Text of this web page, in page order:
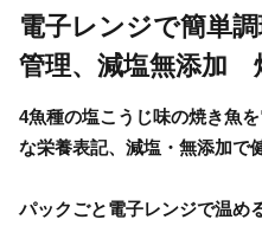
電子レンジで簡単
管理、減塩無添加
4魚種の塩こうじ味の焼き魚
な栄養表記、減塩・無添加で
パックごと電子レンジで温め